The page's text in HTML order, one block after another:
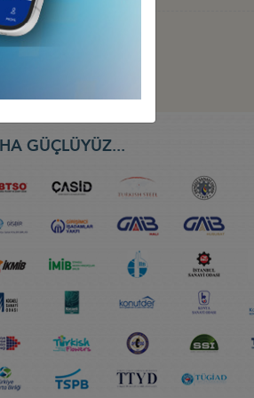
GÜÇLÜYÜZ...